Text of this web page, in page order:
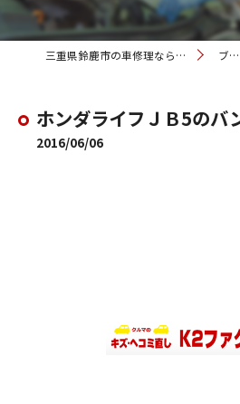
三重県鈴鹿市の車修理ならK2ファクトリー ブログ
ホンダライフＪＢ5のバ
2016/06/06